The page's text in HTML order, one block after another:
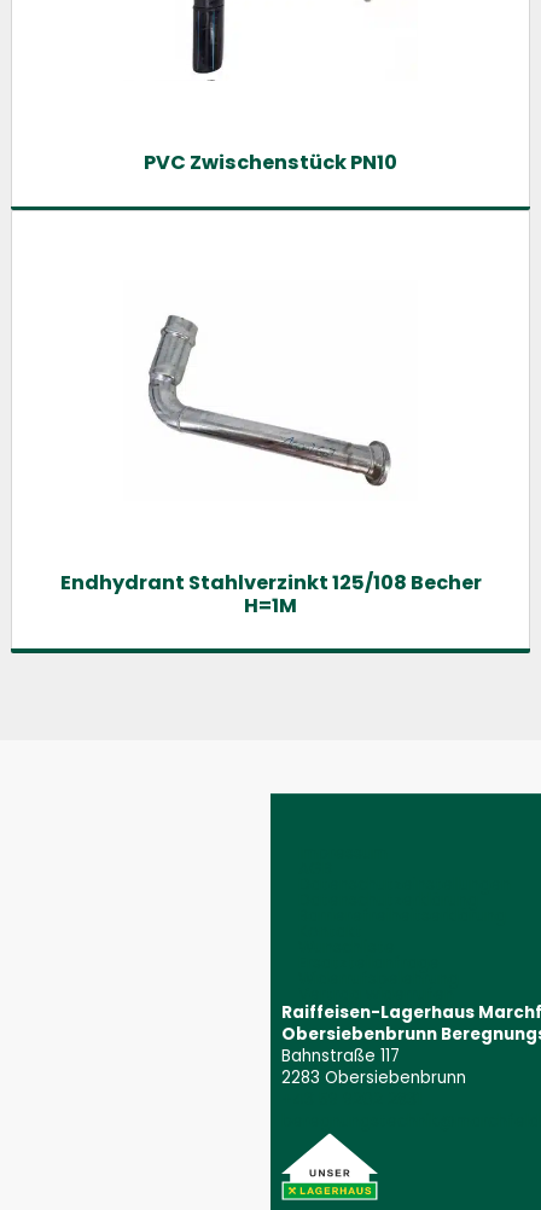
PVC Zwischenstück PN10
Endhydrant Stahlverzinkt 125/108 Becher
H=1M
Raiffeisen-Lagerhaus
Obersiebenbrunn
Bahnstraße 117
2283 Obersiebenbrunn